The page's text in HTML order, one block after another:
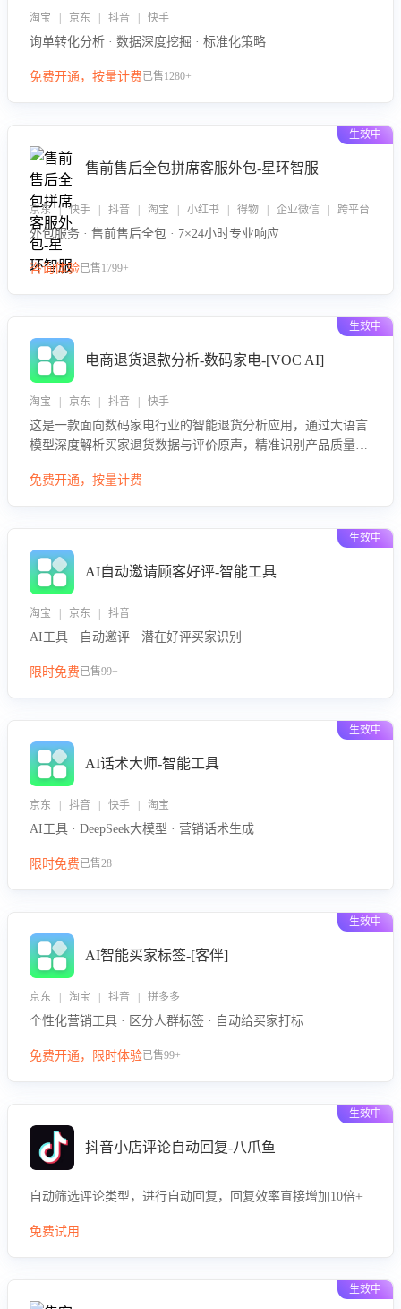
淘宝 | 京东 | 抖音 | 快手
询单转化分析 · 数据深度挖掘 · 标准化策略
免费开通，按量计费已售1280+
生效中
售前售后全包拼席客服外包-星环智服
京东 | 快手 | 抖音 | 淘宝 | 小红书 | 得物 | 企业微信 | 跨平台
外包服务 · 售前售后全包 · 7×24小时专业响应
咨询体验已售1799+
生效中
电商退货退款分析-数码家电-[VOC AI]
淘宝 | 京东 | 抖音 | 快手
这是一款面向数码家电行业的智能退货分析应用，通过大语言
模型深度解析买家退货数据与评价原声，精准识别产品质量、
议，通过挖掘用户痛点驱动产品迭代，从根本上降低退货率，
免费开通，按量计费
生效中
AI自动邀请顾客好评-智能工具
淘宝 | 京东 | 抖音
AI工具 · 自动邀评 · 潜在好评买家识别
限时免费已售99+
生效中
AI话术大师-智能工具
京东 | 抖音 | 快手 | 淘宝
AI工具 · DeepSeek大模型 · 营销话术生成
限时免费已售28+
生效中
AI智能买家标签-[客伴]
京东 | 淘宝 | 抖音 | 拼多多
个性化营销工具 · 区分人群标签 · 自动给买家打标
免费开通，限时体验已售99+
生效中
抖音小店评论自动回复-八爪鱼
自动筛选评论类型，进行自动回复，回复效率直接增加10倍+
免费试用
生效中